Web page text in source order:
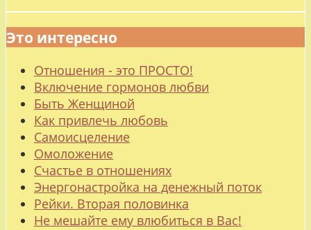
Это интересно
Отношения - это ПРОСТО!
Включение гормонов любви
Быть Женщиной
Как привлечь любовь
Самоисцеление
Омоложение
Счастье в отношениях
Энергонастройка на денежный поток
Рейки. Вторая половинка
Не мешайте ему влюбиться в Вас!